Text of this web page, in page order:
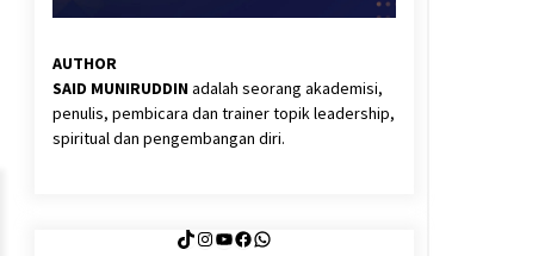
AUTHOR
SAID MUNIRUDDINadalah seorang akademisi,
penulis, pembicara dan trainer topik leadership,
spiritual dan pengembangan diri.
TikTok
Instagram
YouTube
Facebook
WhatsApp